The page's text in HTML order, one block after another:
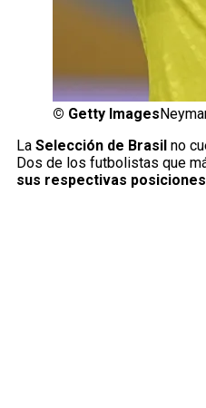
© Getty Images
La Selección de Brasil no
Dos de los futbolistas que
sus respectivas posiciones